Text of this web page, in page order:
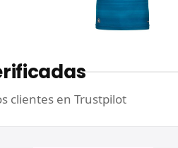
clientes en Trustpilot